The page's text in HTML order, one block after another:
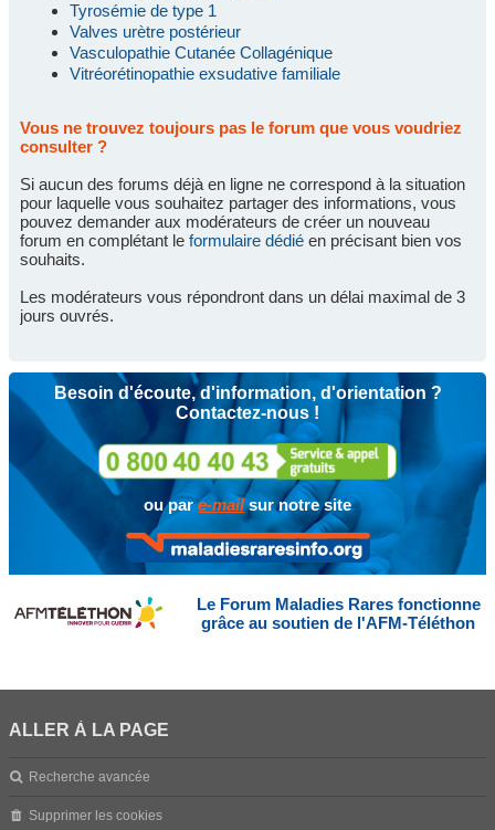
Tyrosémie de type 1
Valves urètre postérieur
Vasculopathie Cutanée Collagénique
Vitréorétinopathie exsudative familiale
Vous ne trouvez toujours pas le forum que vous voudriez
consulter ?
Si aucun des forums déjà en ligne ne correspond à la situation
pour laquelle vous souhaitez partager des informations, vous
pouvez demander aux modérateurs de créer un nouveau
forum en complétant le formulaire dédié en précisant bien vos
souhaits.
Les modérateurs vous répondront dans un délai maximal de 3
jours ouvrés.
Besoin d'écoute, d'information, d'orientation ?
Contactez-nous !
ou pare-mailsur notre site
Le Forum Maladies Rares fonctionne
grâce au soutien de l'AFM-Téléthon
ALLER À LA PAGE
Recherche avancée
Supprimer les cookies